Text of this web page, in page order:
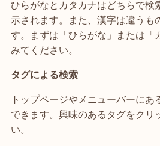
ひらがなとカタカナはどちらで検
示されます。また、漢字は違うも
す。まずは「ひらがな」または「
みてください。
タグによる検索
トップページやメニューバーにあ
できます。興味のあるタグをクリ
い。